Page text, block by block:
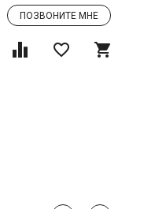
ПОЗВОНИТЕ МНЕ